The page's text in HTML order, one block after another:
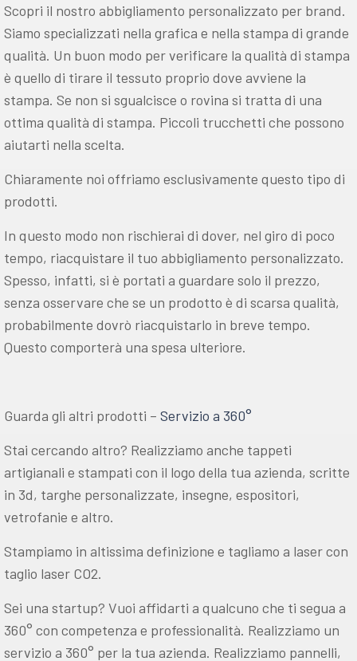
Scopri il nostro abbigliamento personalizzato per brand.
Siamo specializzati nella grafica e nella stampa di grande
qualità. Un buon modo per verificare la qualità di stampa
è quello di tirare il tessuto proprio dove avviene la
stampa. Se non si sgualcisce o rovina si tratta di una
ottima qualità di stampa. Piccoli trucchetti che possono
aiutarti nella scelta.
Chiaramente noi offriamo esclusivamente questo tipo di
prodotti.
In questo modo non rischierai di dover, nel giro di poco
tempo, riacquistare il tuo abbigliamento personalizzato.
Spesso, infatti, si è portati a guardare solo il prezzo,
senza osservare che se un prodotto è di scarsa qualità,
probabilmente dovrò riacquistarlo in breve tempo.
Questo comporterà una spesa ulteriore.
Guarda gli altri prodotti – Servizio a 360°
Stai cercando altro? Realizziamo anche tappeti
artigianali e stampati con il logo della tua azienda, scritte
in 3d, targhe personalizzate, insegne, espositori,
vetrofanie e altro.
Stampiamo in altissima definizione e tagliamo a laser con
taglio laser CO2.
Sei una startup? Vuoi affidarti a qualcuno che ti segua a
360° con competenza e professionalità. Realizziamo un
servizio a 360° per la tua azienda. Realizziamo pannelli,